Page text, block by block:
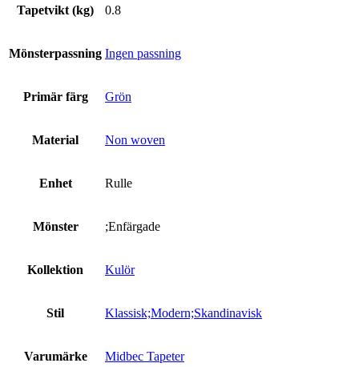
Tapetvikt (kg) 0.8
Mönsterpassning Ingen passning
Primär färg Grön
Material Non woven
Enhet Rulle
Mönster ;Enfärgade
Kollektion Kulör
Stil Klassisk;Modern;Skandinavisk
Varumärke Midbec Tapeter